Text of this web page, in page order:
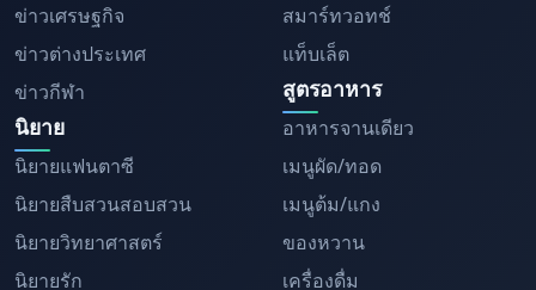
ข่าวเศรษฐกิจ
ข่าวต่างประเทศ
ข่าวกีฬา
นิยาย
นิยายแฟนตาซี
นิยายสืบสวนสอบสวน
นิยายวิทยาศาสตร์
นิยายรัก
สมาร์ทวอทช์
แท็บเล็ต
สูตรอาหาร
อาหารจานเดียว
เมนูผัด/ทอด
เมนูต้ม/แกง
ของหวาน
เครื่องดื่ม